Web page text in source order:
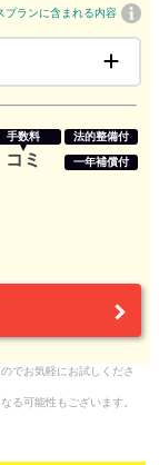
プランに含まれる内容
手数料
コミ
法的整備付
一年補償付
でお気軽にお試しくださ
る可能性もございます。